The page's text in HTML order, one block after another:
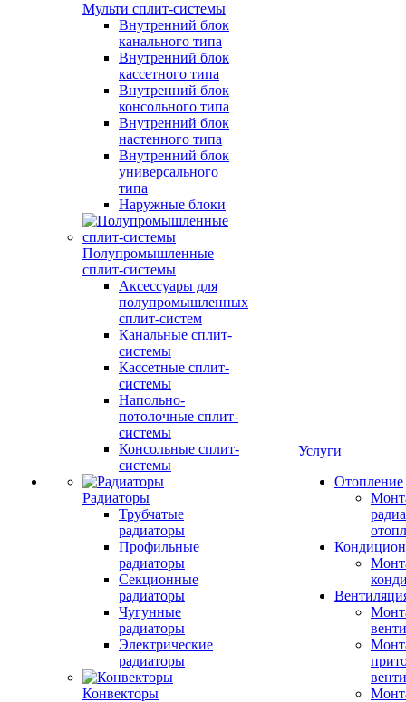
Мульти сплит-системы
Внутренний блок
канального типа
Внутренний блок
кассетного типа
Внутренний блок
консольного типа
Внутренний блок
настенного типа
Внутренний блок
универсального
типа
Наружные блоки
Полупромышленные
сплит-системы
Аксессуары для
полупромышленных
сплит-систем
Канальные сплит-
системы
Кассетные сплит-
системы
Напольно-
потолочные сплит-
системы
Консольные сплит-
системы
Радиаторы
Трубчатые
радиаторы
Профильные
радиаторы
Секционные
радиаторы
Чугунные
радиаторы
Электрические
радиаторы
Конвекторы
Услуги
Отопление